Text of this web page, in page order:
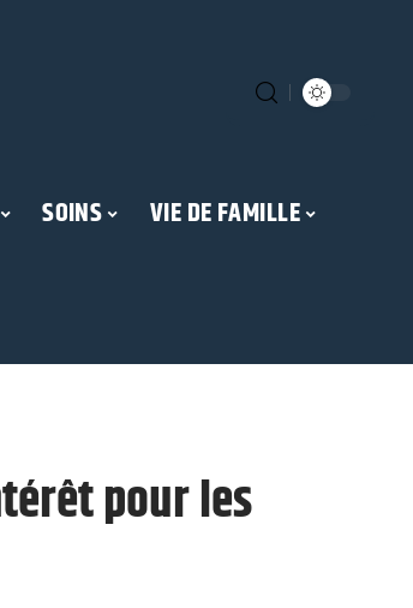
SOINS
VIE DE FAMILLE
pour les